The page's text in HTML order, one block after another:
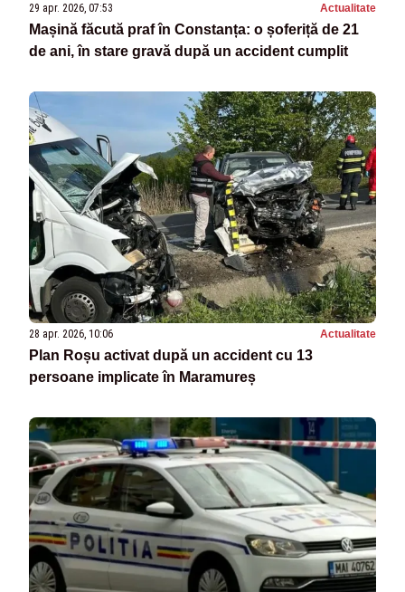
29 apr. 2026, 07:53 Actualitate
Mașină făcută praf în Constanța: o șoferiță de 21
de ani, în stare gravă după un accident cumplit
28 apr. 2026, 10:06 Actualitate
Plan Roșu activat după un accident cu 13
persoane implicate în Maramureș